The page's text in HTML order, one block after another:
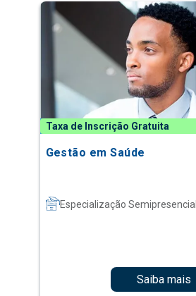
Taxa de Inscrição Gratuita
Gestão em Saúde
Especialização Semipresencial
Saiba mais